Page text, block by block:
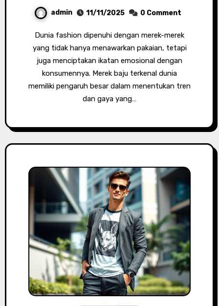
admin 11/11/2025 0 Comment
Dunia fashion dipenuhi dengan merek-merek
yang tidak hanya menawarkan pakaian, tetapi
juga menciptakan ikatan emosional dengan
konsumennya. Merek baju terkenal dunia
memiliki pengaruh besar dalam menentukan tren
dan gaya yang…